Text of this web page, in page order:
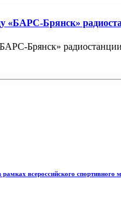
«БАРС-Брянск»
Брянск»
всероссийского спортивного